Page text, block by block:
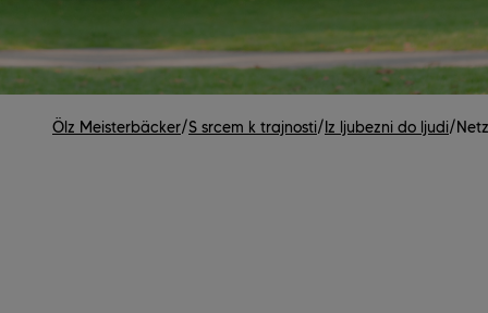
Ölz Meisterbäcker/S srcem k trajnosti/Iz ljubezni do ljudi/